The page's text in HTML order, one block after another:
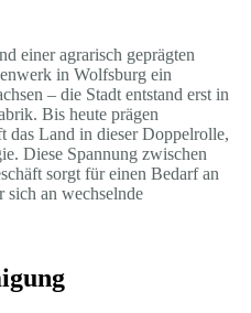
einer agrarisch geprägten
in Wolfsburg ein
– die Stadt entstand erst in
Bis heute prägen
Land in dieser Doppelrolle,
Diese Spannung zwischen
sorgt für einen Bedarf an
sich an wechselnde